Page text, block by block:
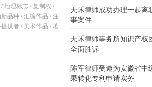
/地理标志/复制权 /
品种/汇编作品 /注
供者/ 美术作品 /著
天禾律师成功办理一起离
事案件
天禾律师事务所知识产权
全面胜诉
陈军律师受邀为安徽省中
果转化专利申请实务